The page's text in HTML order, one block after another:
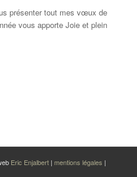
présenter tout mes vœux de
vous apporte Joie et plein
Eric Enjalbert| mentions légales |